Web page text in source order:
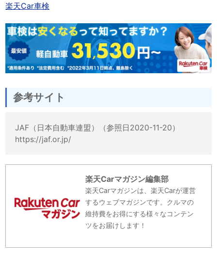
楽天Car車検
参考サイト
JAF（日本自動車連盟）（参照日2020-11-20）
https://jaf.or.jp/
楽天Carマガジン編集部
楽天Carマガジンは、楽天Carが運営
するウェブマガジンです。クルマの
維持費をお得にする様々なコンテン
ツをお届けします！